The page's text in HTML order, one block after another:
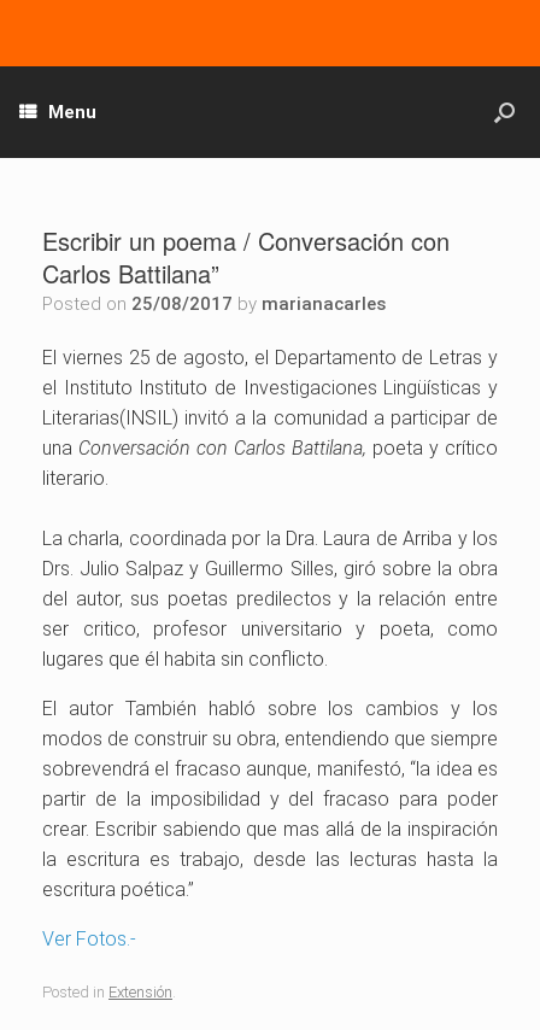
Menu
Escribir un poema / Conversación con
Carlos Battilana”
Posted on 25/08/2017 by marianacarles
El viernes 25 de agosto, el Departamento de Letras y
el Instituto Instituto de Investigaciones Lingüísticas y
Literarias(INSIL) invitó a la comunidad a participar de
una Conversación con Carlos Battilana, poeta y crítico
literario.
La charla, coordinada por la Dra. Laura de Arriba y los
Drs. Julio Salpaz y Guillermo Silles, giró sobre la obra
del autor, sus poetas predilectos y la relación entre
ser critico, profesor universitario y poeta, como
lugares que él habita sin conflicto.
El autor También habló sobre los cambios y los
modos de construir su obra, entendiendo que siempre
sobrevendrá el fracaso aunque, manifestó, “la idea es
partir de la imposibilidad y del fracaso para poder
crear. Escribir sabiendo que mas allá de la inspiración
la escritura es trabajo, desde las lecturas hasta la
escritura poética.”
Ver Fotos.-
Posted in Extensión